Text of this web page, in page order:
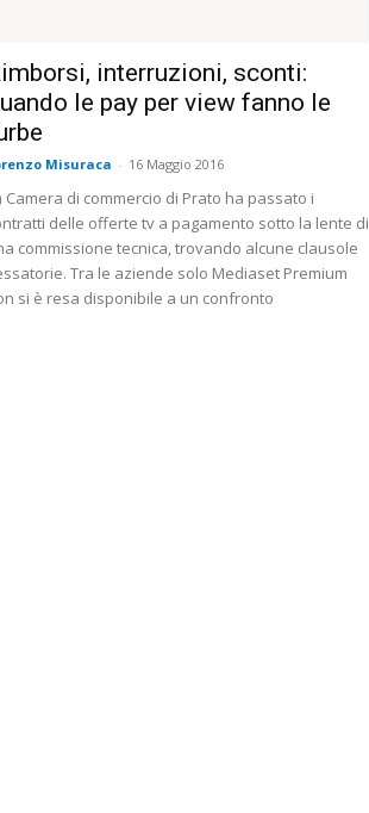
interruzioni, sconti:
le pay per view fanno le
Misuraca - 16 Maggio 2016
Camera di commercio di Prato ha passato i
delle offerte tv a pagamento sotto la lente di
commissione tecnica, trovando alcune clausole
Tra le aziende solo Mediaset Premium
si è resa disponibile a un confronto